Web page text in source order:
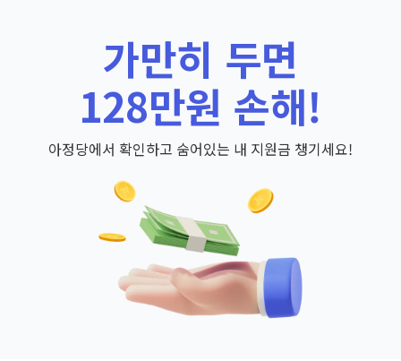
가만히 두면
128만원 손해!
아정당에서 확인하고 숨어있는 내 지원금 챙기세요!